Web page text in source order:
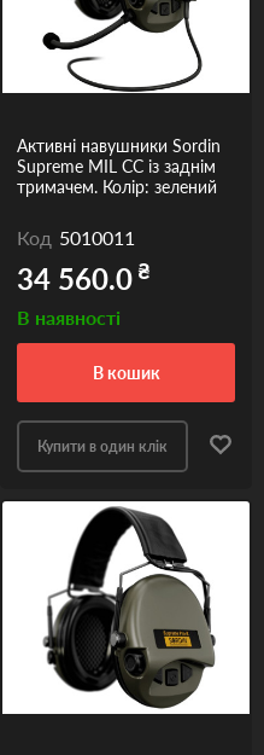
Активні навушники Sordin
Supreme MIL CC із заднім
тримачем. Колір: зелений
Код 5010011
34 560.0₴
В наявності
в кошик
Купити в один клік